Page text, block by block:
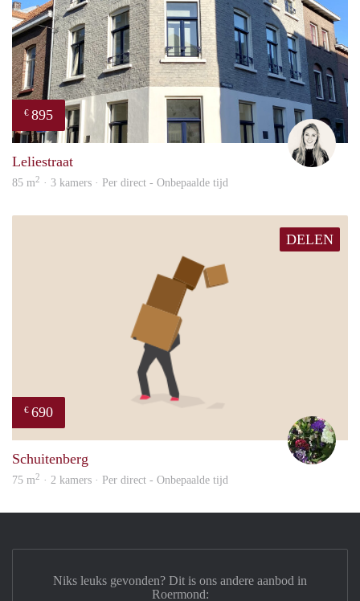
€ 895
Fleur
Leliestraat
85 m2 · 3 kamers · Per direct - Onbepaalde tijd
DELEN
€ 690
Schuitenberg
75 m2 · 2 kamers · Per direct - Onbepaalde tijd
Niks leuks gevonden? Dit is ons andere aanbod in
Roermond: